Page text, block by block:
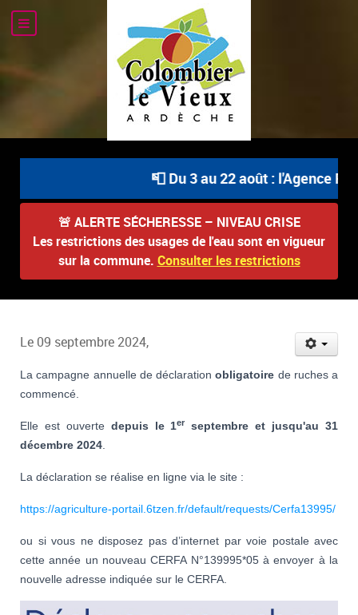
📮 Du 3 au 22 août : l'Agence
🚨 ALERTE SÉCHERESSE – NIVEAU CRISE
Les restrictions des usages de l'eau sont en vigueur
sur la commune. Consulter les restrictions
Le 09 septembre 2024,
La campagne annuelle de déclarationobligatoire de ruches a
commencé.
Elle est ouverte depuis le 1er
septembre et jusqu'au 31
décembre 2024
La déclaration se réalise en ligne via le site :
https://agriculture-portail.6tzen.fr/default/requests/Cerfa13995/
ou si vous ne disposez pas d’internet par voie postale avec
cette année un nouveau CERFA N°139995*05 à envoyer à la
nouvelle adresse indiquée sur le CERFA.